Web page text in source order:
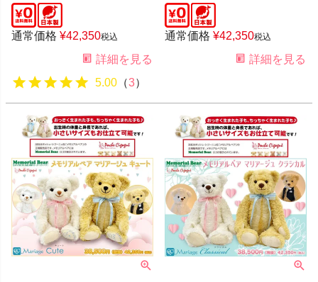
通常価格 ¥42,350税込
詳細を見る
5.00 （3）
通常価格 ¥42,350税込
詳細を見る